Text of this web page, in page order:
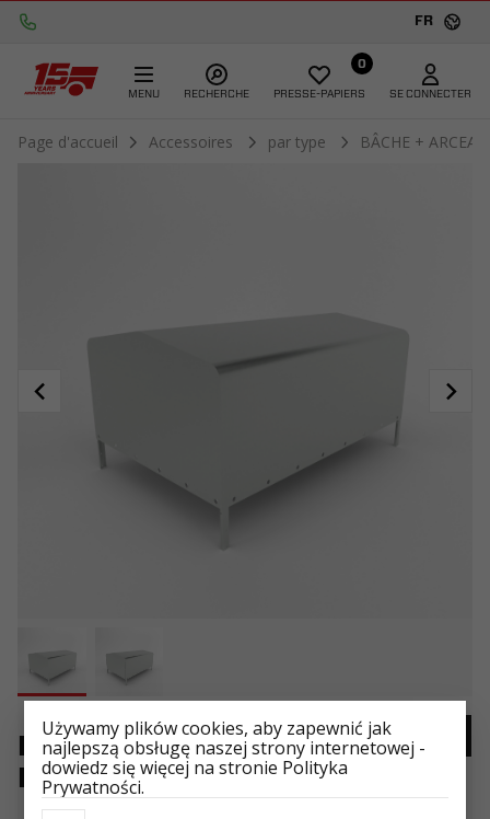
FR
MENU RECHERCHE
0
PRESSE-PAPIERS SE CONNECTER
Page d'accueil Accessoires par type BÂCHE +
BÂCHE + ARCEAUX 2312/230
H800 UNI GRIS
Używamy plików cookies, aby zapewnić jak
najlepszą obsługę naszej strony internetowej -
dowiedz się więcej na stronie Polityka
Prywatności.